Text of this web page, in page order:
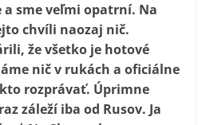
sme veľmi opatrní. Na
chvíli naozaj nič.
že všetko je hotové
nič v rukách a oficiálne
rozprávať. Úprimne
záleží iba od Rusov. Ja